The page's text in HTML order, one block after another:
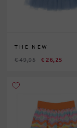
THE NEW
€ 49,95 € 26,25